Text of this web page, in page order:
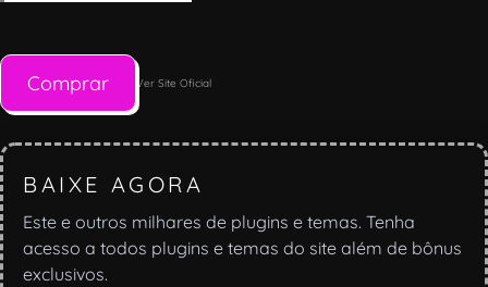
Comprar Ver Site Oficial
BAIXE AGORA
Este e outros milhares de plugins e temas. Tenha
acesso a todos plugins e temas do site além de bônus
exclusivos.